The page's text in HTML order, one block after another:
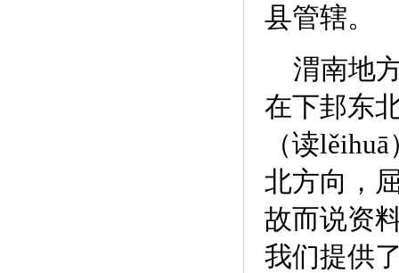
县管辖。
渭南地
在下邽东
（读
北方向，
故而说资
我们提供